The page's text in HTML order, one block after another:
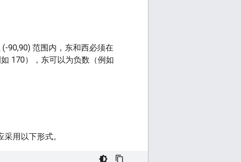
90,90) 范围内，东和西必须在
170），东可以为负数（例如
用以下形式。